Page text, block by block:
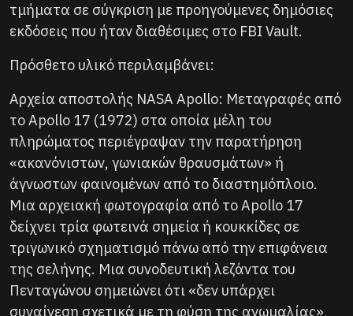
τμήματα σε σύγκριση με προηγούμενες δημόσιες
εκδόσεις που ήταν διαθέσιμες στο FBI Vault.
Πρόσθετο υλικό περιλαμβάνει:
Αρχεία αποστολής NASA Apollo: Μεταγραφές από
το Apollo 17 (1972) στα οποία μέλη του
πληρώματος περιέγραψαν την παρατήρηση
«ακανόνιστων, γωνιακών θραυσμάτων» ή
άγνωστων φαινομένων από το διαστημόπλοιο.
Μια αρχειακή φωτογραφία από το Apollo 17
δείχνει τρία φωτεινά σημεία ή κουκκίδες σε
τριγωνικό σχηματισμό πάνω από την επιφάνεια
της σελήνης. Μια συνοδευτική λεζάντα του
Πενταγώνου σημειώνει ότι «δεν υπάρχει
συναίνεση σχετικά με τη φύση της ανωμαλίας»,